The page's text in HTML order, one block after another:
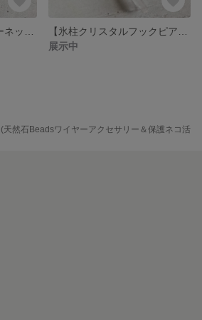
展示中
天然石Beadsワイヤーアクセサリー＆保護ネコ活